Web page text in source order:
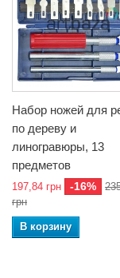
Набор ножей для
по дереву и
линогравюры, 13
предметов
197,84 грн -16%
грн
В корзину